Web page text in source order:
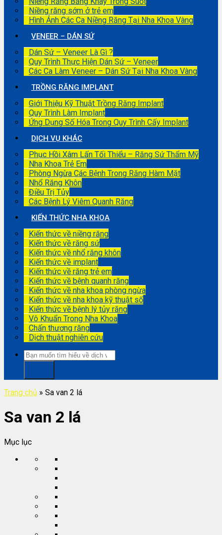
Niềng răng sớm ở trẻ em
Hình Ảnh Các Ca Niềng Răng Tại Nha Khoa Vàng
VENEER – DÁN SỨ
Dán Sứ – Veneer Là Gì ?
Quy Trình Thực Hiện Dán Sứ – Veneer
Các Ca Làm Veneer – Dán Sứ Tại Nha Khoa Vàng
TRỒNG RĂNG IMPLANT
Giới Thiệu Kỹ Thuật Trồng Răng Implant
Quy Trình Làm Implant
Ứng Dụng Số Hóa Trong Quy Trình Cấy Implant
DỊCH VỤ KHÁC
Phục Hồi Xâm Lấn Tối Thiểu – Răng Sứ Thẩm Mỹ
Nha Khoa Trẻ Em
Phòng Ngừa Các Bệnh Trong Răng Hàm Mặt
Nhổ Răng Khôn
Điều Trị Tủy
Các Bệnh Lý Viêm Quanh Răng
KIẾN THỨC NHA KHOA
Kiến thức về niềng răng
Kiến thức về răng sứ
Kiến thức về nhổ răng khôn
Kiến thức về implant
Kiến thức về răng trẻ em
Kiến thức về bệnh quanh răng
Kiến thức về nha khoa phòng ngừa
Kiến thức về nha khoa kỹ thuật số
Kiến thức về bệnh lý tủy răng
Vô Khuẩn Trong Nha Khoa
Chấn thương răng
Dịch thuật nghiên cứu
Trang chủ » Sa van 2 lá
Sa van 2 lá
Mục lục